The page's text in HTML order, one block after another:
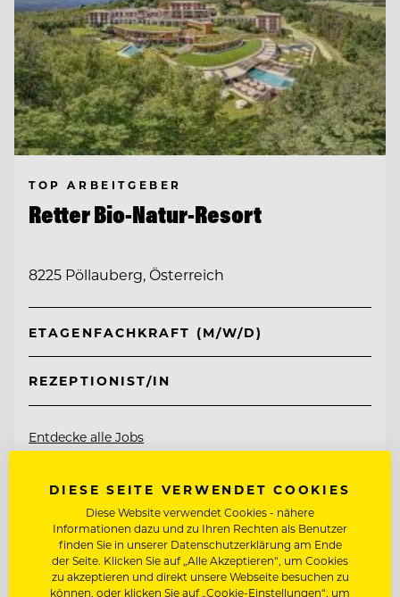
TOP ARBEITGEBER
Retter Bio-Natur-Resort
8225 Pöllauberg, Österreich
ETAGENFACHKRAFT (M/W/D)
REZEPTIONIST/IN
Entdecke alle Jobs
DIESE SEITE VERWENDET COOKIES
Diese Website verwendet Cookies - nähere
Informationen dazu und zu Ihren Rechten als Benutzer
finden Sie in unserer Datenschutzerklärung am Ende
der Seite. Klicken Sie auf „Alle Akzeptieren“, um Cookies
zu akzeptieren und direkt unsere Webseite besuchen zu
können, oder klicken Sie auf „Cookie-Einstellungen“, um